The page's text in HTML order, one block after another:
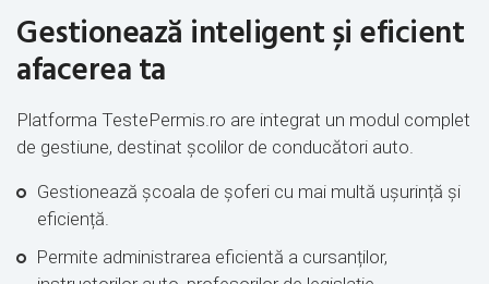
Gestionează inteligent și eficient
afacerea ta
Platforma TestePermis.ro are integrat un modul complet
de gestiune, destinat școlilor de conducători auto.
Gestionează școala de șoferi cu mai multă ușurință și
eficiență.
Permite administrarea eficientă a cursanților,